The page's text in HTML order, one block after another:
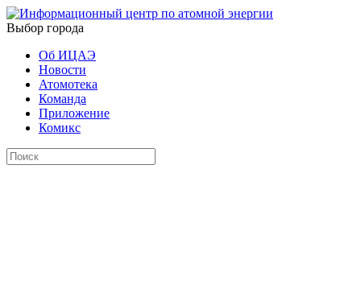
Выбор города
Об ИЦАЭ
Новости
Атомотека
Команда
Приложение
Комикс